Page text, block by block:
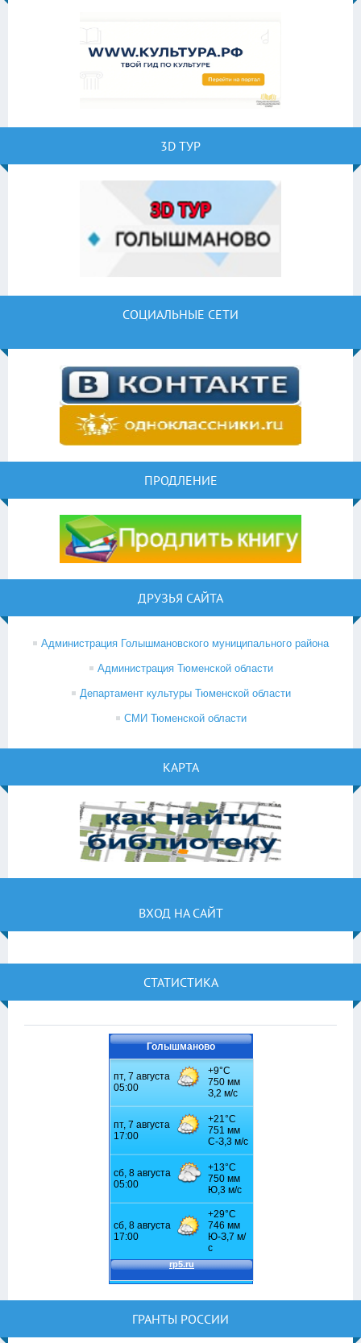
3D ТУР
СОЦИАЛЬНЫЕ СЕТИ
ПРОДЛЕНИЕ
ДРУЗЬЯ САЙТА
Администрация Голышмановского муниципального района
Администрация Тюменской области
Департамент культуры Тюменской области
СМИ Тюменской области
КАРТА
ВХОД НА САЙТ
СТАТИСТИКА
Голышманово
ГРАНТЫ РОССИИ